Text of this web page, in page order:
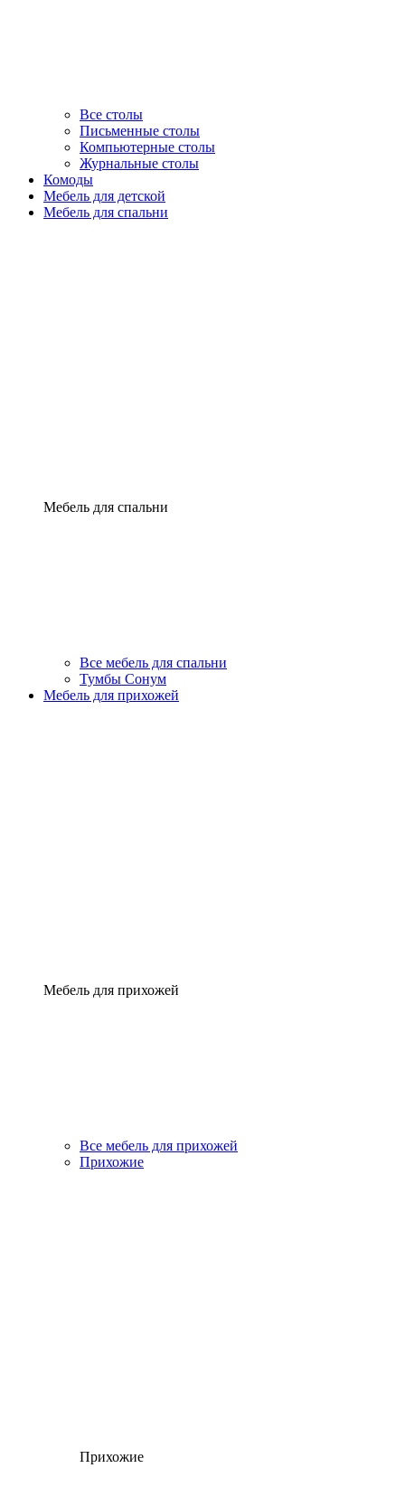
Все столы
Письменные столы
Компьютерные столы
Журнальные столы
Комоды
Мебель для детской
Мебель для спальни
Мебель для спальни
Все мебель для спальни
Тумбы Сонум
Мебель для прихожей
Мебель для прихожей
Все мебель для прихожей
Прихожие
Прихожие